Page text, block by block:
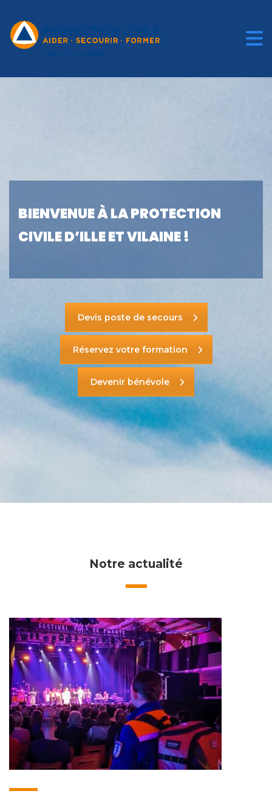
BIENVENUE À LA PROTECTION
CIVILE D’ILLE ET VILAINE !
Devis poste de secours
Réservez votre formation
Devenir bénévole
Notre actualité